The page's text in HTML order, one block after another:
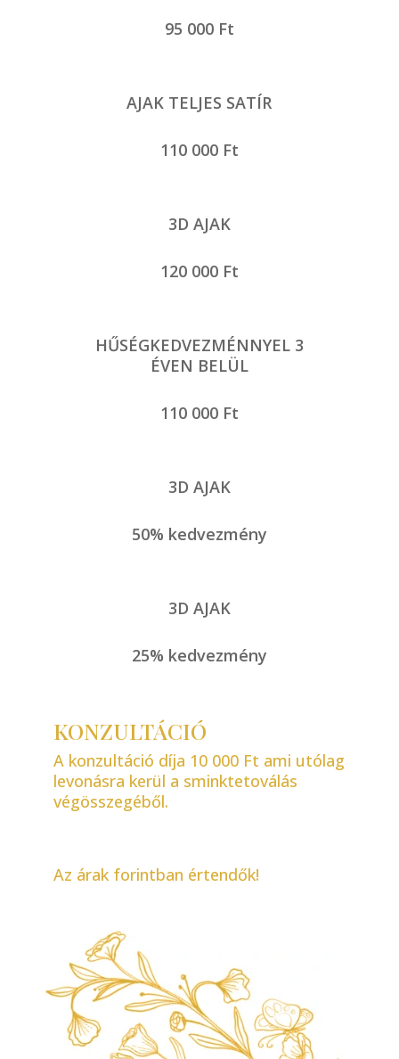
95 000 Ft
AJAK TELJES SATÍR
110 000 Ft
3D AJAK
120 000 Ft
HŰSÉGKEDVEZMÉNNYEL 3
ÉVEN BELÜL
110 000 Ft
3D AJAK
50% kedvezmény
3D AJAK
25% kedvezmény
KONZULTÁCIÓ
A konzultáció díja 10 000 Ft ami utólag
levonásra kerül a sminktetoválás
végösszegéből.
Az árak forintban értendők!